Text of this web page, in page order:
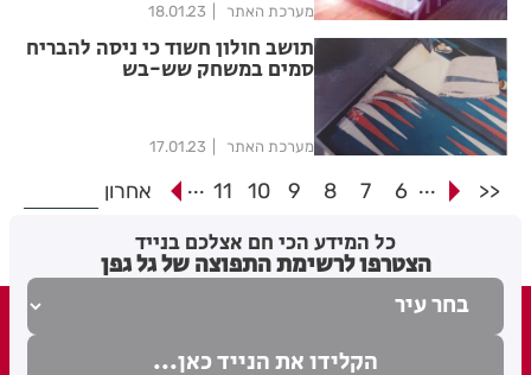
מערכת האתר 18.01.23
תושב חולון חשוד כי ניסה להבריח
סמים במשחק שש-בש
מערכת האתר 17.01.23
<<
...
6
7
8
9
10
11
... אחרון
כל המידע הכי חם אצלכם בנייד
הצטרפו לרשימת התפוצה של גל גפן